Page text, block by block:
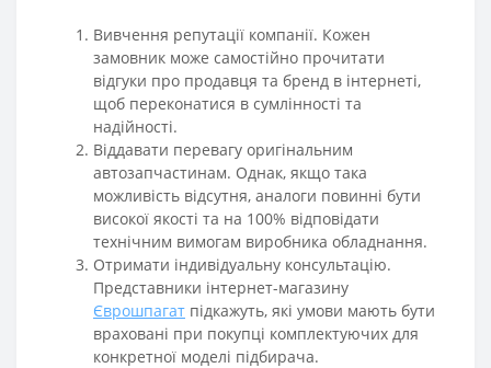
Вивчення репутації компанії. Кожен
замовник може самостійно прочитати
відгуки про продавця та бренд в інтернеті,
щоб переконатися в сумлінності та
надійності.
Віддавати перевагу оригінальним
автозапчастинам. Однак, якщо така
можливість відсутня, аналоги повинні бути
високої якості та на 100% відповідати
технічним вимогам виробника обладнання.
Отримати індивідуальну консультацію.
Представники інтернет-магазину
Єврошпагат підкажуть, які умови мають бути
враховані при покупці комплектуючих для
конкретної моделі підбирача.